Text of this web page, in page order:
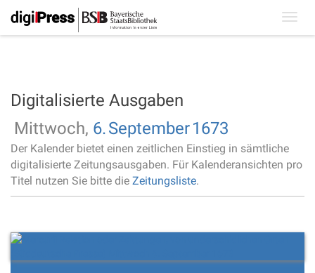
Digitalisierte Ausgaben
Mittwoch, 6.September1673
Der Kalender bietet einen zeitlichen Einstieg in sämtliche
digitalisierte Zeitungsausgaben. Für Kalenderansichten pro
Titel nutzen Sie bitte die Zeitungsliste.